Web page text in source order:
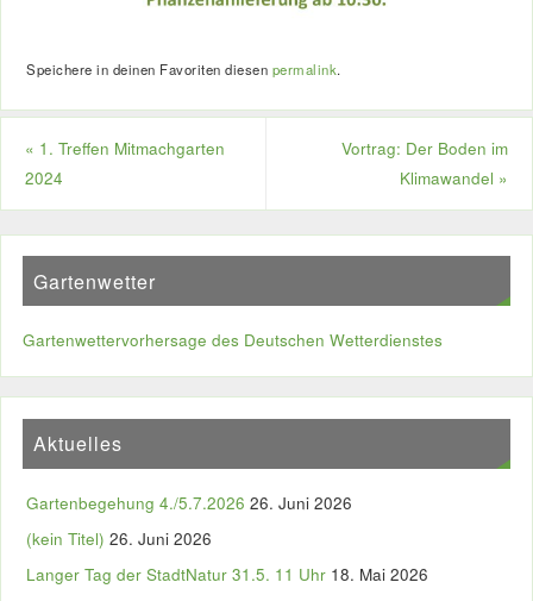
Speichere in deinen Favoriten diesen permalink.
« 1. Treffen Mitmachgarten
2024
Vortrag: Der Boden im
Klimawandel »
Gartenwetter
Gartenwettervorhersage des Deutschen Wetterdienstes
Aktuelles
Gartenbegehung 4./5.7.2026 26. Juni 2026
(kein Titel) 26. Juni 2026
Langer Tag der StadtNatur 31.5. 11 Uhr 18. Mai 2026